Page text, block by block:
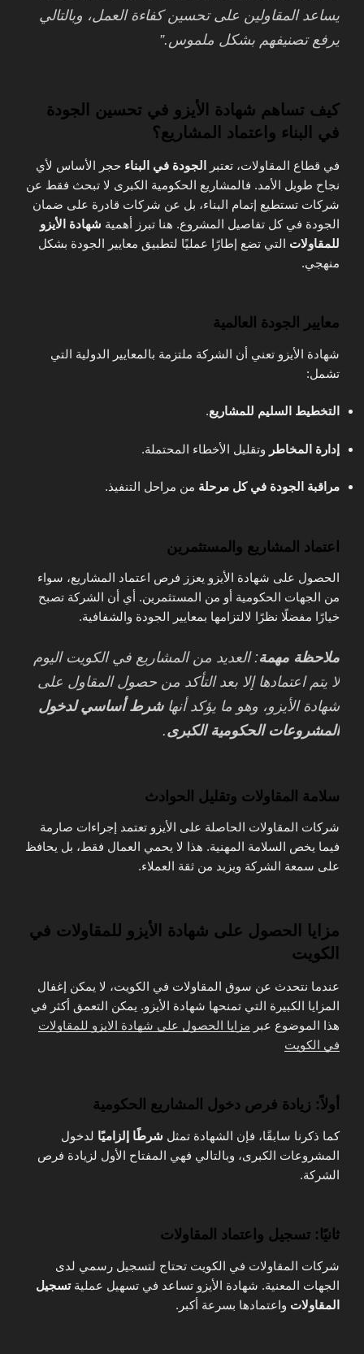
يساعد المقاولين على تحسين كفاءة العمل، وبالتالي
يرفع تصنيفهم بشكل ملموس.”
كيف تساهم شهادة الأيزو في تحسين الجودة
في البناء واعتماد المشاريع؟
في قطاع المقاولات، تعتبر الجودة في البناء حجر الأساس لأي
نجاح طويل الأمد. فالمشاريع الحكومية الكبرى لا تبحث فقط عن
شركات تستطيع إتمام البناء، بل عن شركات قادرة على ضمان
الجودة في كل تفاصيل المشروع. هنا تبرز أهمية شهادة الأيزو
للمقاولات التي تضع إطارًا عمليًا لتطبيق معايير الجودة بشكل
منهجي.
معايير الجودة العالمية
شهادة الأيزو تعني أن الشركة ملتزمة بالمعايير الدولية التي
تشمل:
التخطيط السليم للمشاريع.
إدارة المخاطر وتقليل الأخطاء المحتملة.
مراقبة الجودة في كل مرحلة من مراحل التنفيذ.
اعتماد المشاريع والمستثمرين
الحصول على شهادة الأيزو يعزز فرص اعتماد المشاريع، سواء
من الجهات الحكومية أو من المستثمرين. أي أن الشركة تصبح
خيارًا مفضلًا نظرًا لالتزامها بمعايير الجودة والشفافية.
ملاحظة مهمة: العديد من المشاريع في الكويت اليوم
لا يتم اعتمادها إلا بعد التأكد من حصول المقاول على
شهادة الأيزو، وهو ما يؤكد أنهاشرط أساسي لدخول
المشروعات الحكومية الكبرى.
سلامة المقاولات وتقليل الحوادث
شركات المقاولات الحاصلة على الأيزو تعتمد إجراءات صارمة
فيما يخص السلامة المهنية. هذا لا يحمي العمال فقط، بل يحافظ
على سمعة الشركة ويزيد من ثقة العملاء.
مزايا الحصول على شهادة الأيزو للمقاولات في
الكويت
عندما نتحدث عن سوق المقاولات في الكويت، لا يمكن إغفال
المزايا الكبيرة التي تمنحها شهادة الأيزو. يمكن التعمق أكثر في
هذا الموضوع عبر مزايا الحصول على شهادة الايزو للمقاولات
في الكويت
أولاً: زيادة فرص دخول المشاريع الحكومية
كما ذكرنا سابقًا، فإن الشهادة تمثل شرطًا إلزاميًا لدخول
المشروعات الكبرى، وبالتالي فهي المفتاح الأول لزيادة فرص
الشركة.
ثانيًا: تسجيل واعتماد المقاولات
شركات المقاولات في الكويت تحتاج لتسجيل رسمي لدى
الجهات المعنية. شهادة الأيزو تساعد في تسهيل عمليةتسجيل
المقاولات واعتمادها بسرعة أكبر.